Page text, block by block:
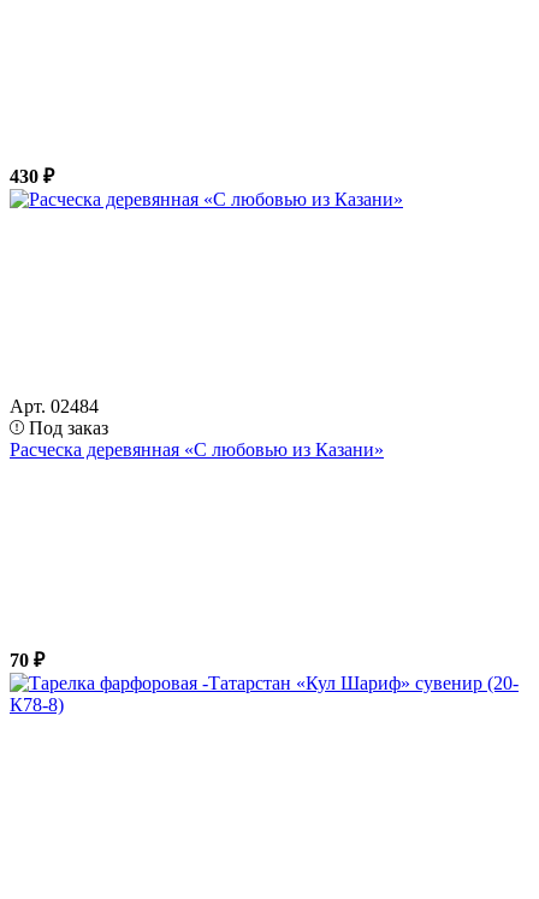
430 ₽
Арт. 02484
Под заказ
Расческа деревянная «С любовью из Казани»
70 ₽